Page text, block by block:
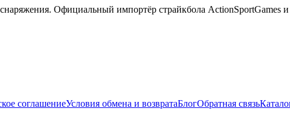
Официальный импортёр страйкбола ActionSportGames
соглашениеУсловия обмена и возвратаБлогОбратная связь